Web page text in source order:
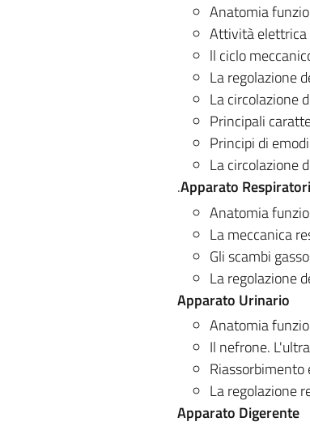
Anatomia
Attività elettrica
ll ciclo
La regolazione
La circolazione
Principali
Principi di
La circolazione
.Apparato
Anatomia
La meccanica
Gli scambi
La regolazione
Apparato Urinario
Anatomia
Il nefrone.
Riassorbimento
La regolazione
Apparato Digerente